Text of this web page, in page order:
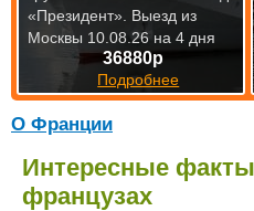
О Франции
Интересные
французах
36880р
Подробнее
«Президент». Выезд из
Москвы 10.08.26 на 4 дня